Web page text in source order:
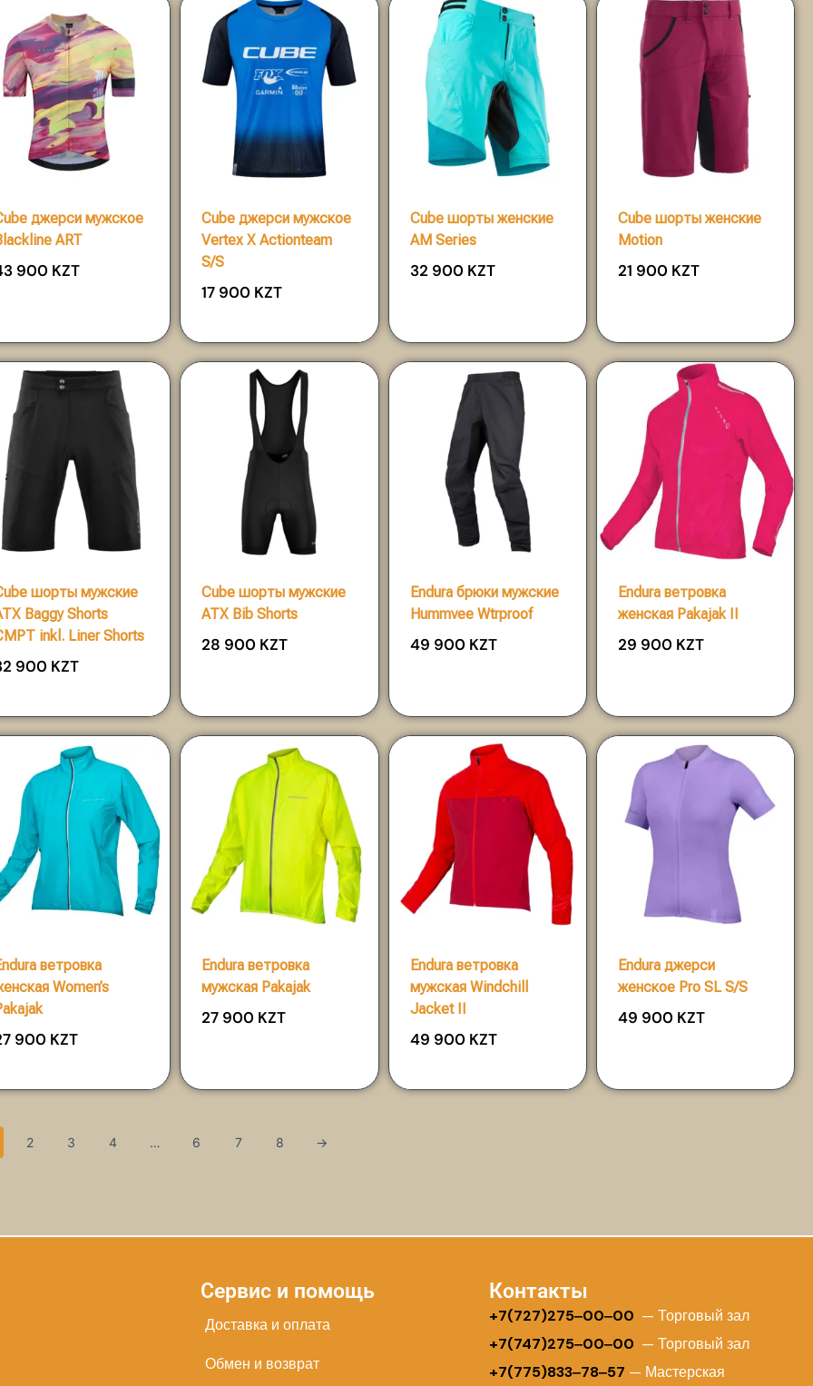
джерси мужское
ART
900 KZT
Cube джерси мужское
Vertex X Actionteam
S/S
17 900 KZT
Cube шорты женские
AM Series
32 900 KZT
Cube шорты женские
Motion
21 900 KZT
шорты мужские
Baggy Shorts
inkl. Liner Shorts
900 KZT
Cube шорты мужские
ATX Bib Shorts
28 900 KZT
Endura брюки мужские
Hummvee Wtrproof
49 900 KZT
Endura ветровка
женская Pakajak II
29 900 KZT
ветровка
Women’s
900 KZT
Endura ветровка
мужская Pakajak
27 900 KZT
Endura ветровка
мужская Windchill
Jacket II
49 900 KZT
Endura джерси
женское Pro SL S/S
49 900 KZT
2 3 4 … 6 7 8 →
Сервис и помощь
Доставка и оплата
Обмен и возврат
Контакты
+7(727)275‒00‒00 — Торговый зал
+7(747)275‒00‒00 — Торговый зал
+7(775)833‒78‒57 — Мастерская